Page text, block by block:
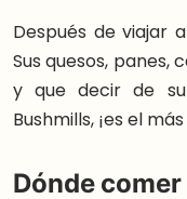
Después de viajar
Sus quesos, panes,
y que decir de
Bushmills, ¡es el
Dónde